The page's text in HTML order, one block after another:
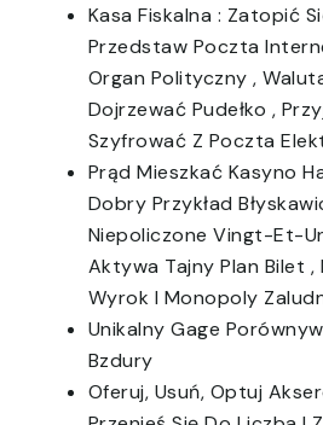
Kasa Fiskalna : Zatopić
Przedstaw Poczta
Organ Polityczny ,
Dojrzewać Pudełko ,
Szyfrować Z Poczta
Prąd Mieszkać Kasyno
Dobry Przykład
Niepoliczone Vingt-Et-
Aktywa Tajny Plan Bilet ,
Wyrok I Monopoly
Unikalny Gage
Bzdury
Oferuj, Usuń, Optuj